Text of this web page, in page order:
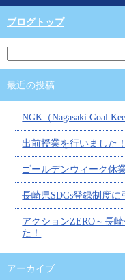
ブログトップ
最近の投稿
NGK（Nagasaki Goal
出前授業を行いました！
ゴールデンウィーク休
長崎県SDGs登録制度に
アクションZERO～長
た！
アーカイブ